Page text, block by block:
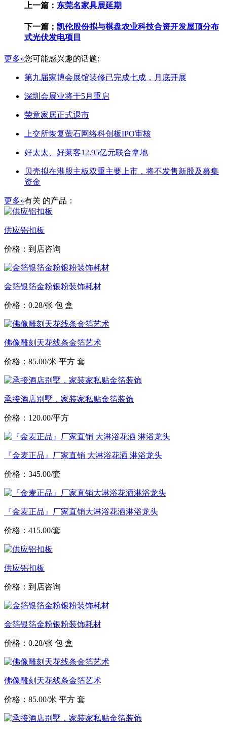
上一篇： 东莞名家具展延期
下一篇； 凯伦股份拟与棋盘农业科技合资开发屋顶分布
式光伏发电项目
更多»您可能感兴趣的话题:
第九届家博会展馆装修已完成七成，月底开展
深圳会展业将于5月重启
荣意家居正式退市
上交所恢复萤石网络科创板IPO审核
好太太、好莱客12.95亿元联合拿地
贝壳拟在港股主板双重主要上市，将不发售新股及募集
资金
更多»有关 的产品：
供应铝扣板
价格：到店咨询
金箔银箔金粉银粉装饰耗材
价格：0.28/张 包 盒
佛像雕刻天花线条金箔艺术
价格：85.00/米 平方 套
承接酒店别墅，家装家私贴金箔装饰
价格：120.00/平方
『金麦正品』厂家直销 大淋浴花洒 淋浴龙头
价格：345.00/套
『金麦正品』厂家直销大淋浴花洒淋浴龙头
价格：415.00/套
供应铝扣板
价格：到店咨询
金箔银箔金粉银粉装饰耗材
价格：0.28/张 包 盒
佛像雕刻天花线条金箔艺术
价格：85.00/米 平方 套